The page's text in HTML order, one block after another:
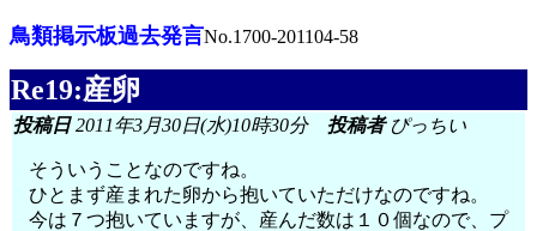
鳥類掲示板過去発言No.1700-201104-58
Re19:産卵
投稿日2011年3月30日(水)10時30分 投稿者ぴっちい
そういうことなのですね。
ひとまず産まれた卵から抱いていただけなのですね。
今は７つ抱いていますが、産んだ数は１０個なので、プ